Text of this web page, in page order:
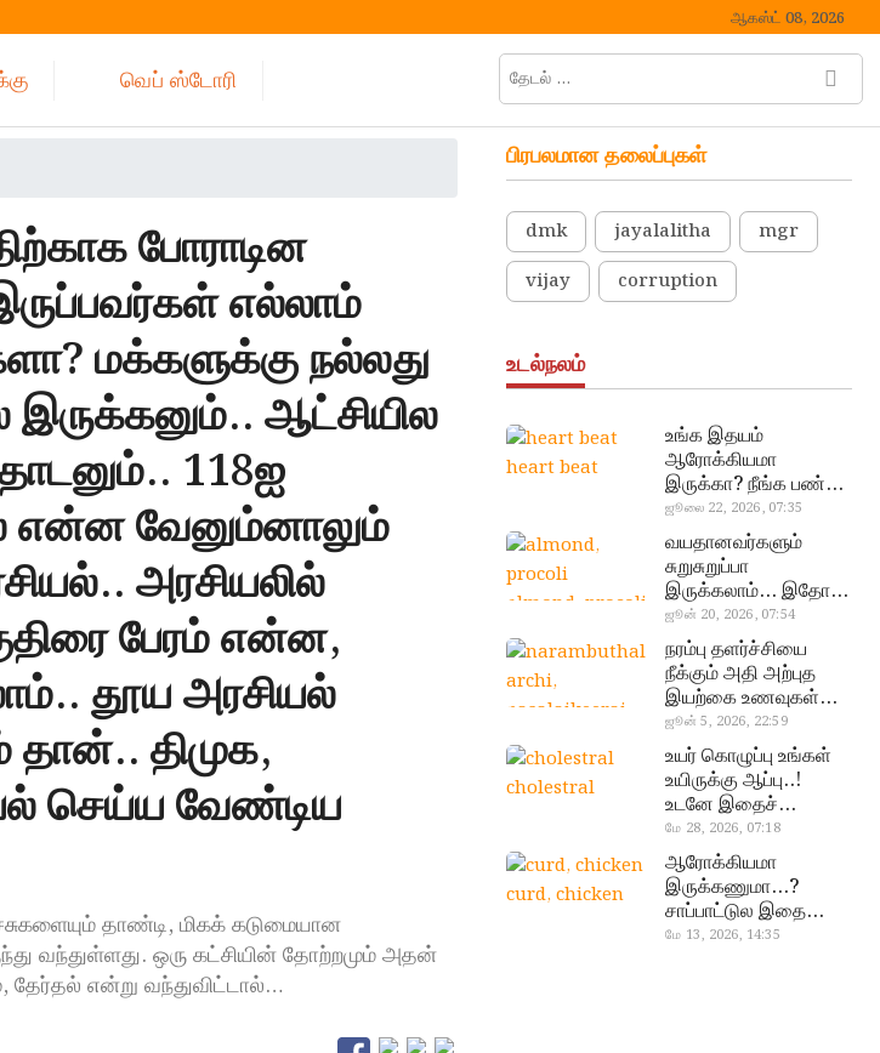
ஆகஸ்ட் 08, 2026
வெப் ஸ்டோரி
தேடல்
… M
போராடின
எல்லாம்
மக்களுக்கு நல்லது
ஆட்சியில
118ஐ
வேனும்னாலும்
அரசியலில்
பேரம் என்ன,
தூய அரசியல்
தான்.. திமுக,
செய்ய வேண்டிய
தாண்டி, மிகக் கடுமையான
வந்துள்ளது. ஒரு கட்சியின் தோற்றமும் அதன்
என்று வந்துவிட்டால்…
பிரபலமான தலைப்புகள்
dmk jayalalitha
mgr
vijay
corruption
உடல்நலம்
heart beat
உங்க இதயம்
ஆரோக்கியமா
இருக்கா? நீங்க பண்ண
வேண்டிய எளிய 5
டெஸ்ட்!
ஜூலை 22, 2026, 07:35
almond, procoli
வயதானவர்களும்
சுறுசுறுப்பா
இருக்கலாம்… இதோ
சூப்பர் உணவுகள்!
ஜூன் 20, 2026, 07:54
narambuthalar
chi,
pasalaikeerai
நரம்பு தளர்ச்சியை
நீக்கும் அதி அற்புத
இயற்கை உணவுகள்…
தவற விட்டுறாதீங்க!
ஜூன் 5, 2026, 22:59
cholestral
உயர் கொழுப்பு உங்கள்
உயிருக்கு ஆப்பு..!
உடனே இதைச்
செய்யுங்க!
மே 28, 2026, 07:18
curd, chicken
ஆரோக்கியமா
இருக்கணுமா…?
சாப்பாட்டுல இதை
எல்லாம்
மே 13, 2026, 14:35